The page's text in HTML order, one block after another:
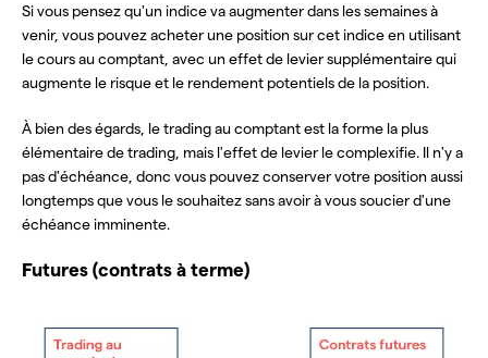
Si vous pensez qu'un indice va augmenter dans les semaines à
venir, vous pouvez acheter une position sur cet indice en utilisant
le cours au comptant, avec un effet de levier supplémentaire qui
augmente le risque et le rendement potentiels de la position.
À bien des égards, le trading au comptant est la forme la plus
élémentaire de trading, mais l'effet de levier le complexifie. Il n'y a
pas d'échéance, donc vous pouvez conserver votre position aussi
longtemps que vous le souhaitez sans avoir à vous soucier d'une
échéance imminente.
Futures (contrats à terme)